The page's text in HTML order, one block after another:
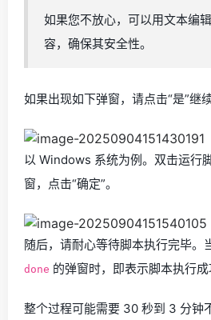
如果您不放心，可以用文本编
容，确保其安全性。
如果出现如下弹窗，请点击“是”继续
以 Windows 系统为例。双击运行
窗，点击“确定”。
随后，请耐心等待脚本执行完毕。
done 的弹窗时，即表示脚本执行成
整个过程可能需要 30 秒到 3 分钟